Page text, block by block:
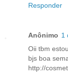
Responder
Anônimo 1
Oii tbm
bjs boa
http://